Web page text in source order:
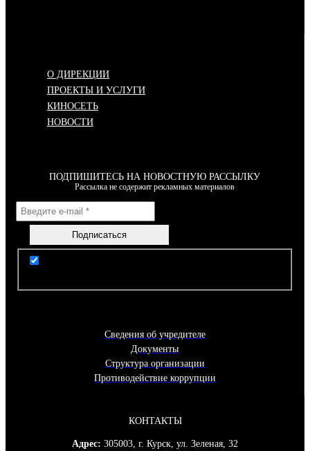
О ДИРЕКЦИИ
ПРОЕКТЫ И УСЛУГИ
КИНОСЕТЬ
НОВОСТИ
ПОДПИШИТЕСЬ НА НОВОСТНУЮ РАССЫЛКУ
Рассылка не содержит рекламных материалов
Сведения об учредителе
Документы
Структура организации
Противодействие коррупции
КОНТАКТЫ
Адрес: 305003, г. Курск, ул. Зеленая, 32